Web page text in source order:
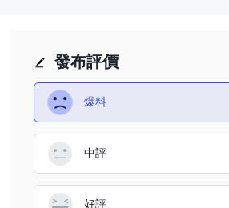
發布評價
爆料
中評
好評